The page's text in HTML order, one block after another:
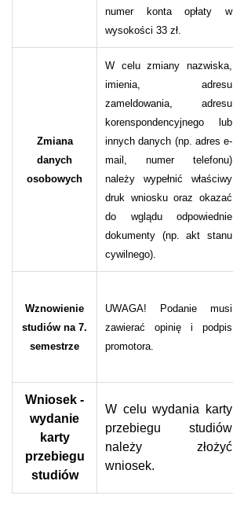
numer konta opłaty w
wysokości 33 zł.
Zmiana
danych
osobowych
W celu zmiany nazwiska,
imienia, adresu
zameldowania, adresu
korenspondencyjnego lub
innych danych (np. adres e-
mail, numer telefonu)
należy wypełnić właściwy
druk wniosku oraz okazać
do wglądu odpowiednie
dokumenty (np. akt stanu
cywilnego).
Wznowienie
studiów na 7.
semestrze
UWAGA! Podanie musi
zawierać opinię i podpis
promotora.
Wniosek -
wydanie
karty
przebiegu
studiów
W celu wydania karty
przebiegu studiów
należy złożyć
wniosek.